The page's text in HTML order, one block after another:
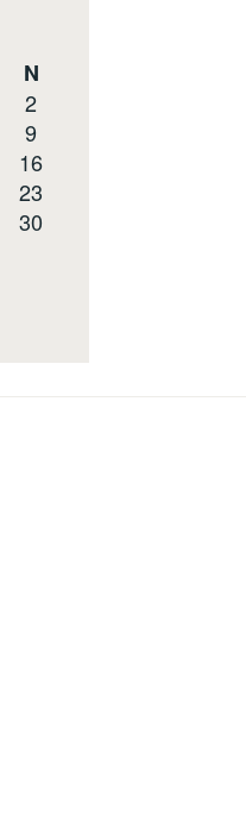
N
2
9
16
23
30